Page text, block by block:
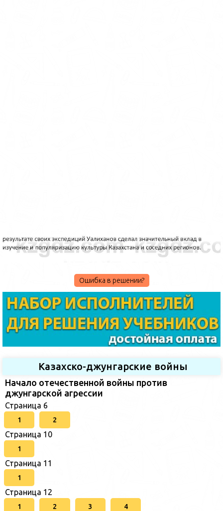
Ошибка в решении?
Казахско-джунгарские войны
Начало отечественной войны против
джунгарской агрессии
Страница 6
1 2
Страница 10
1
Страница 11
1
Страница 12
1 2 3 4